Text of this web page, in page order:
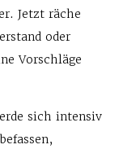
Jetzt räche
oder
Vorschläge
sich intensiv